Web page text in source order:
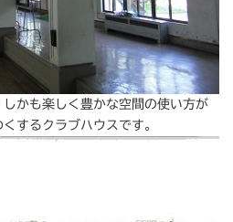
かも楽しく豊かな空間の使い方が
するクラブハウスです。